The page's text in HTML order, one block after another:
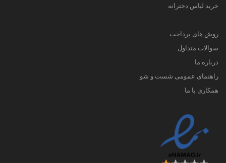
خرید لباس دخترانه
روش های پرداخت
سوالات متداول
درباره ما
راهنمای عمومی شست و شو
همکاری با ما